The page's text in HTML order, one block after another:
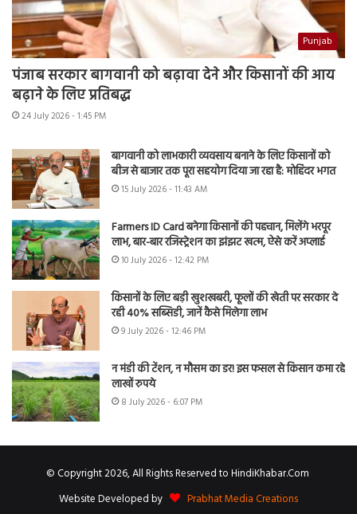
Punjab
पंजाब सरकार बागवानी को बढ़ावा देने और किसानों की आय
बढ़ाने के लिए प्रतिबद्ध
24 July 2026 - 1:45 PM
बागवानी को लाभकारी व्यवसाय बनाने के लिए किसानों को
बीज से बाजार तक पूरा सहयोग दिया जा रहा है: मोहिंदर भगत
15 July 2026 - 11:43 AM
Farmers ID Card बनेगा किसानों की पहचान, मिलेंगे भरपूर
लाभ, बार-बार रजिस्ट्रेशन का झंझट खत्म, ऐसे करें अप्लाई
10 July 2026 - 12:42 PM
किसानों के लिए बड़ी खुशखबरी, फूलों की खेती पर सरकार दे
रही 40% सब्सिडी, जानें कैसे मिलेगा लाभ
9 July 2026 - 12:46 PM
न मंडी की टेंशन, न मौसम का डर! इस फसल से किसान कमा रहे
लाखों रुपये
8 July 2026 - 6:07 PM
© Copyright 2026, All Rights Reserved to HindiKhabar.Com
Website Developed by
Prabhat Media Creations